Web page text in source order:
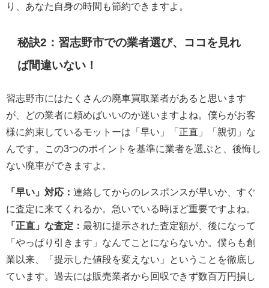
り、あなた自身の時間も節約できますよ。
秘訣2：習志野市での業者選び、ココを見れ
ば間違いない！
習志野市にはたくさんの廃車買取業者があると思います
が、どの業者に頼めばいいのか迷いますよね。僕らがお客
様に約束しているモットーは「早い」「正直」「親切」な
んです。この3つのポイントを基準に業者を選ぶと、後悔し
ない廃車ができますよ。
「早い」対応： 連絡してからのレスポンスが早いか、すぐ
に査定に来てくれるか。急いでいる時ほど重要ですよね。
「正直」な査定： 最初に提示された査定額が、後になって
「やっぱり引きます」なんてことにならないか。僕らも創
業以来、「提示した値段を変えない」ということを徹底し
ています。過去には販売業者から回収できず数百万円損し